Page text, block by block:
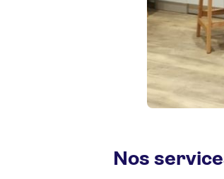
Nos